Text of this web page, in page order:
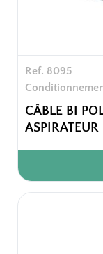
Ref. 8095
CÂBLE BI
ASPIRATEUR